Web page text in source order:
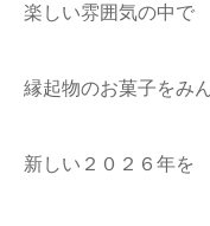
楽しい雰囲気の中で
縁起物のお菓子をみ
新しい２０２６年を